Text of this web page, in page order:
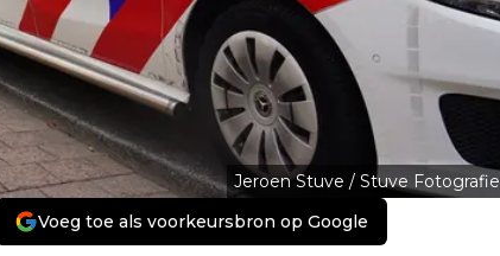
Jeroen Stuve / Stuve Fotografie
Voeg toe als voorkeursbron op Google